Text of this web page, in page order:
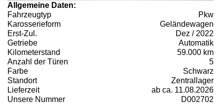
Allgemeine Daten:
Fahrzeugtyp
Pkw
Karosserieform
Geländewagen
Erst-Zul.
Dez / 2022
Getriebe
Automatik
Kilometerstand
59.000 km
Anzahl der Türen
5
Farbe
Schwarz
Standort
Zentrallager
Lieferzeit
ab ca. 11.08.2026
Unsere Nummer
D002702